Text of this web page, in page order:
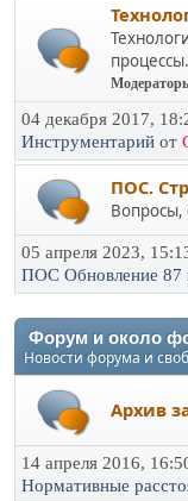
процессы.
04 декабря 2017,
Инструментарий от
ПОС.
Вопросы,
05 апреля 2023,
ПОС Обновление 87
Форум и около
Новости форума и
Архив
14 апреля 2016,
Нормативные